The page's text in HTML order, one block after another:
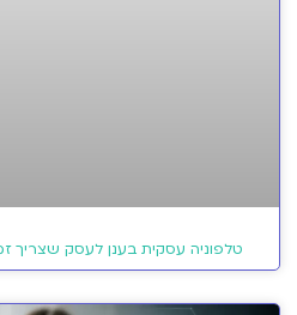
טלפוניה עסקית בענן לעסק שצריך